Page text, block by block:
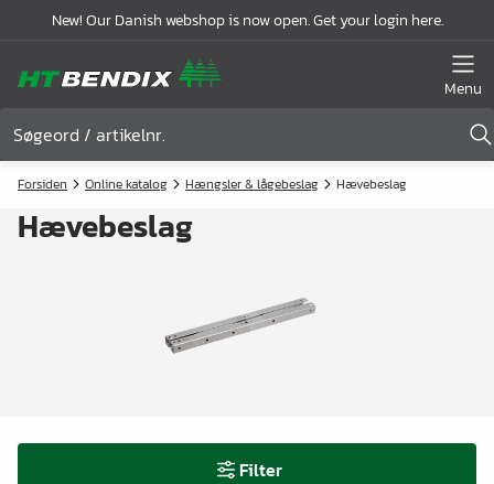
New! Our Danish webshop is now open. Get your login here.
Menu
Forsiden Online katalog Hængsler & lågebeslag Hævebeslag
Hævebeslag
Filter